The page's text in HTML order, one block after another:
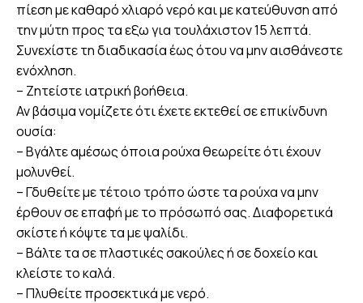
πίεση με καθαρό χλιαρό νερό και με κατεύθυνση από
την μύτη προς τα εξω για τουλάχιστον 15 λεπτά.
Συνεχίστε τη διαδικασία έως ότου να μην αισθάνεστε
ενόχληση.
– Ζητείστε ιατρική βοήθεια.
Αν βάσιμα νομίζετε ότι έχετε εκτεθεί σε επικίνδυνη
ουσία:
– Βγάλτε αμέσως όποια ρούχα θεωρείτε ότι έχουν
μολυνθεί.
– Γδυθείτε με τέτοιο τρόπο ώστε τα ρούχα να μην
έρθουν σε επαφή με το πρόσωπό σας. Διαφορετικά
σκίστε ή κόψτε τα με ψαλίδι.
– Βάλτε τα σε πλαστικές σακούλες ή σε δοχείο και
κλείστε το καλά.
– Πλυθείτε προσεκτικά με νερό.